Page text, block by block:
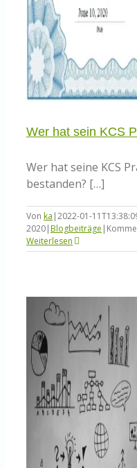
Wer hat sein KCS
Wer hat seine KCS
bestanden? […]
Von ka |2022-01-
2020|Blogbeiträge |
Weiterlesen